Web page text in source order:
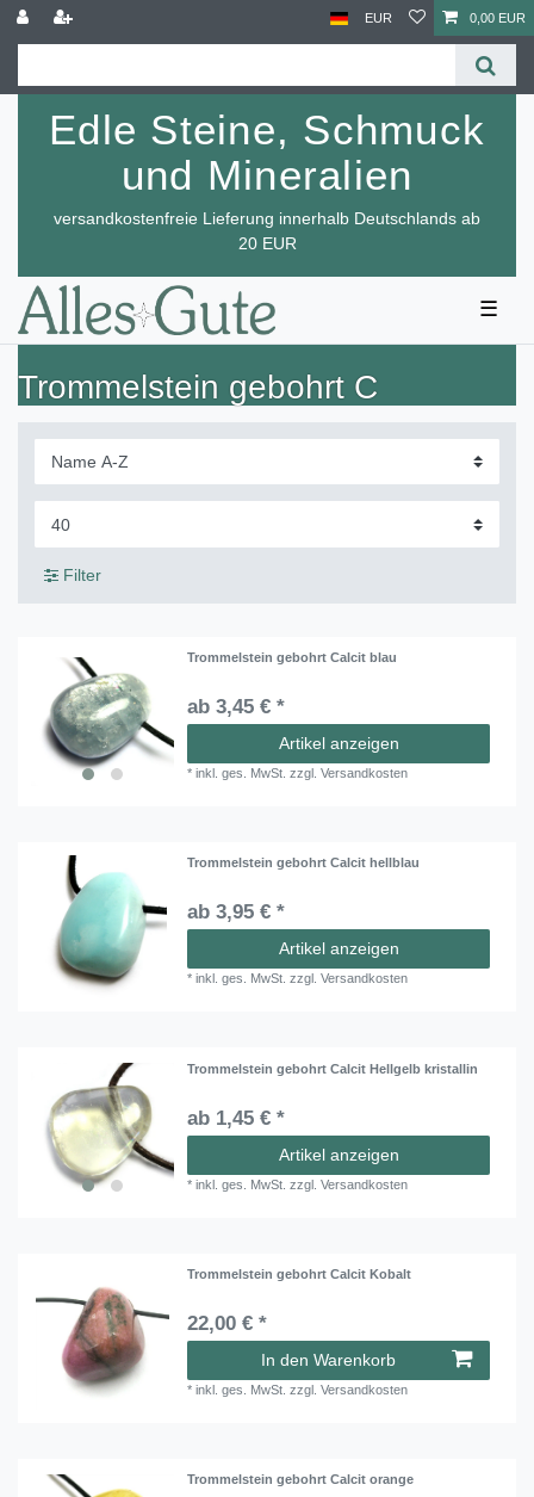
EUR 0,00 EUR
Edle Steine, Schmuck
und Mineralien
versandkostenfreie Lieferung innerhalb Deutschlands ab
20 EUR
☰
Trommelstein gebohrt C
Filter
Trommelstein gebohrt Calcit blau
ab 3,45 € *
Artikel anzeigen
*inkl. ges. MwSt. zzgl.Versandkosten
Trommelstein gebohrt Calcit hellblau
ab 3,95 € *
Artikel anzeigen
*inkl. ges. MwSt. zzgl.Versandkosten
Trommelstein gebohrt Calcit Hellgelb kristallin
ab 1,45 € *
Artikel anzeigen
*inkl. ges. MwSt. zzgl.Versandkosten
Trommelstein gebohrt Calcit Kobalt
22,00 € *
In den Warenkorb
*inkl. ges. MwSt. zzgl.Versandkosten
Trommelstein gebohrt Calcit orange